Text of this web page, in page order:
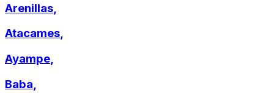
Arenillas,
Atacames,
Ayampe,
Baba,